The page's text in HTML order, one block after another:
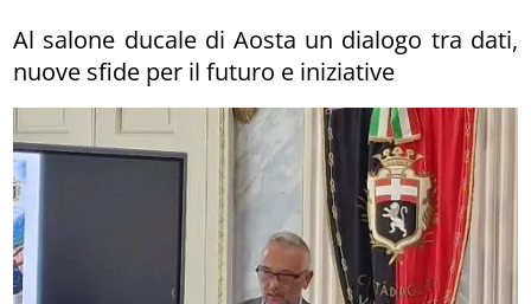
Al salone ducale di Aosta un dialogo tra dati,
nuove sfide per il futuro e iniziative